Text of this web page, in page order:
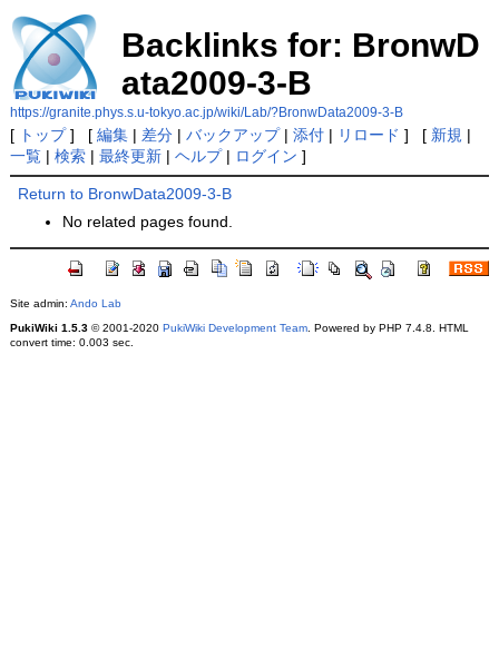
Backlinks for: BronwD
ata2009-3-B
https://granite.phys.s.u-tokyo.ac.jp/wiki/Lab/?BronwData2009-3-B
[ トップ] [ 編集| 差分| バックアップ| 添付| リロード ] [ 新規 |
一覧| 検索| 最終更新| ヘルプ| ログイン ]
Return to BronwData2009-3-B
No related pages found.
Site admin: Ando Lab
PukiWiki 1.5.3© 2001-2020 PukiWiki Development Team. Powered by PHP 7.4.8. HTML
convert time: 0.003 sec.